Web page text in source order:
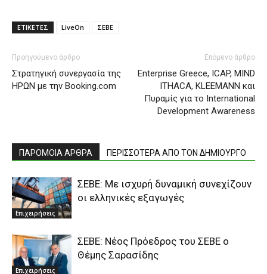
ΕΤΙΚΕΤΕΣ LiveOn ΣΕΒΕ
Προηγούμενο άρθρο
Στρατηγική συνεργασία της
ΗΡΩΝ με την Booking.com
Επόμενο άρθρο
Enterprise Greece, ICAP, MIND
ITHACA, KLEEMANN και
Πυραμίς για το International
Development Awareness
ΠΑΡΟΜΟΙΑ ΑΡΘΡΑ ΠΕΡΙΣΣΟΤΕΡΑ ΑΠΟ ΤΟΝ ΔΗΜΙΟΥΡΓΟ
Επιχειρήσεις
ΣΕΒΕ: Με ισχυρή δυναμική συνεχίζουν
οι ελληνικές εξαγωγές
Επιχειρήσεις
ΣΕΒΕ: Nέος Πρόεδρος του ΣΕΒΕ ο
Θέμης Σαρασίδης